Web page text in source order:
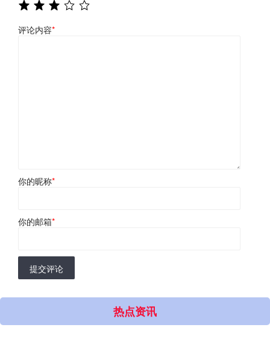
评论内容*
你的昵称*
你的邮箱*
提交评论
热点资讯